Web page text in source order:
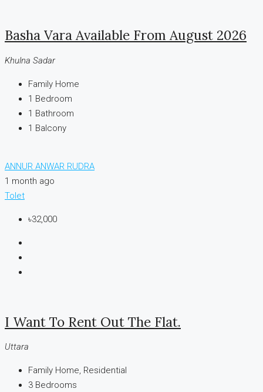
Basha Vara Available From August 2026
Khulna Sadar
Family Home
1 Bedroom
1 Bathroom
1 Balcony
ANNUR ANWAR RUDRA
1 month ago
Tolet
৳32,000
I Want To Rent Out The Flat.
Uttara
Family Home, Residential
3 Bedrooms